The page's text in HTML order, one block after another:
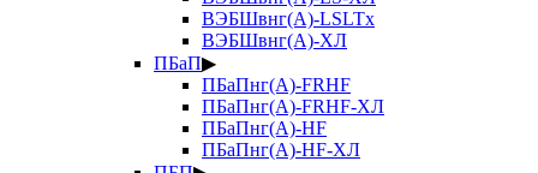
ВЭБШвнг(А)-LSLTx
ВЭБШвнг(А)-ХЛ
ПБаП▶
ПБаПнг(А)-FRHF
ПБаПнг(А)-FRHF-ХЛ
ПБаПнг(А)-HF
ПБаПнг(А)-HF-ХЛ